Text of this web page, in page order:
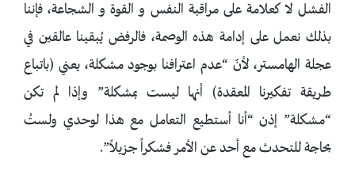
الفشل لا كعلامة على مراقبة النفس و القوة و الشجاعة، فإننا
بذلك نعمل على إدامة هذه الوصمة، فالرفض يُبقينا عالقين في
عجلة الهامستر، لأنّ “عدم اعترافنا بوجود مشكلة، يعني (باتباع
طريقة تفكيرنا المعقدة) أنها ليست بمشكلة” وإذا لم تكن
“مشكلة” إذن “أنا أستطيع التعامل مع هذا لوحدي ولستُ
بحاجة للتحدث مع أحد عن الأمر فشكراً جزيلاً”.